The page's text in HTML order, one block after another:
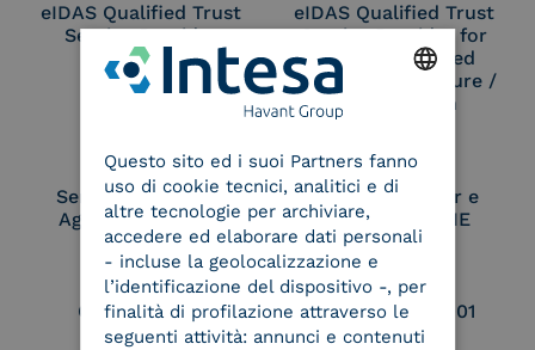
eIDAS Qualified Trust
Service Provider
eIDAS Qualified Trust
Service Provider for
Remote Qualified
Electronic Signature /
Seal Creation
Service Provider e
Aggregatore SPID
Service Provider e
Aggregatore CIE
Conservatore
qualificato
UNI EN ISO 37001
ITALIAN
Questo sito ed i suoi Partners fanno
uso di cookie tecnici, analitici e di
altre tecnologie per archiviare,
accedere ed elaborare dati personali
- incluse la geolocalizzazione e
l’identificazione del dispositivo -, per
finalità di profilazione attraverso le
seguenti attività: annunci e contenuti